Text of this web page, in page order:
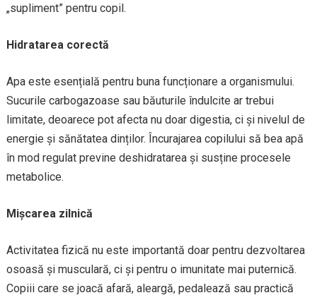
„supliment” pentru copil.
Hidratarea corectă
Apa este esențială pentru buna funcționare a organismului.
Sucurile carbogazoase sau băuturile îndulcite ar trebui
limitate, deoarece pot afecta nu doar digestia, ci și nivelul de
energie și sănătatea dinților. Încurajarea copilului să bea apă
în mod regulat previne deshidratarea și susține procesele
metabolice.
Mișcarea zilnică
Activitatea fizică nu este importantă doar pentru dezvoltarea
osoasă și musculară, ci și pentru o imunitate mai puternică.
Copiii care se joacă afară, aleargă, pedalează sau practică